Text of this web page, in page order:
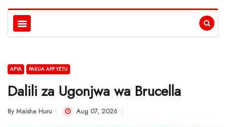
AFYA PAKUA APP YETU
Dalili za Ugonjwa wa Brucella
By Maisha Huru Aug 07, 2026